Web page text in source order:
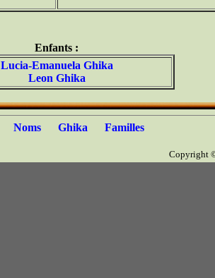
Enfants :
Lucia-Emanuela Ghika
Leon Ghika
Noms Ghika Familles
Copyright